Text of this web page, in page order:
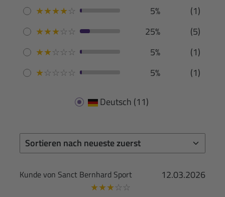
★★★★☆ 5%
(1)
★★★☆☆ 25%
(5)
★★☆☆☆ 5%
(1)
★☆☆☆☆ 5% (1)
Deutsch (11)
12.03.2026
Kunde von Sanct Bernhard Sport
★★★☆☆